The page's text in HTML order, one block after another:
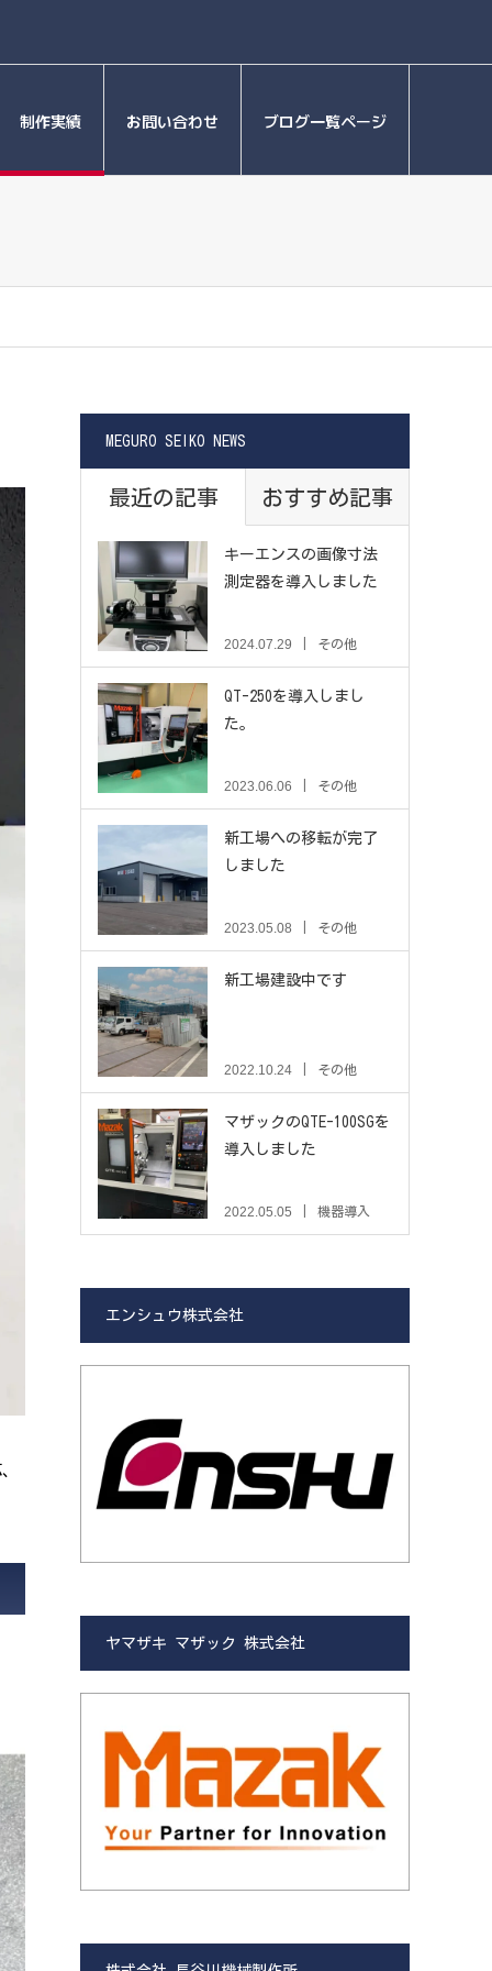
制作実績 お問い合わせ ブログ一覧ページ
MEGURO SEIKO NEWS
最近の記事 おすすめ記事
キーエンスの画像寸法
測定器を導入しました
2024.07.29 その他
QT-250を導入しまし
た。
2023.06.06 その他
新工場への移転が完了
しました
2023.05.08 その他
新工場建設中です
2022.10.24 その他
マザックのQTE-100SGを
導入しました
2022.05.05 機器導入
エンシュウ株式会社
ヤマザキ マザック 株式会社